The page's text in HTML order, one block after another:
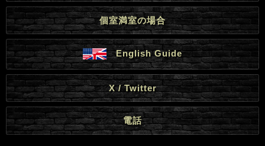
個室満室の場合
English Guide
X / Twitter
電話